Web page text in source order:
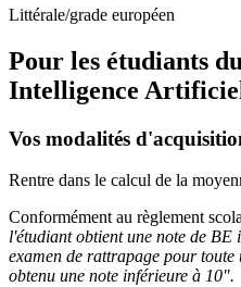
Littérale/grade européen
Pour les étudiants
Intelligence
Vos modalités
Rentre dans le calcul de la
Conformément au règlement
l'étudiant obtient une note de
examen de rattrapage pour
obtenu une note inférieure à 10".